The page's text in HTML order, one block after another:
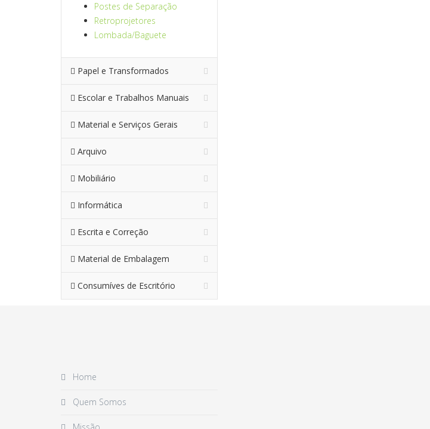
Postes de Separação
Retroprojetores
Lombada/Baguete
Papel e Transformados
Escolar e Trabalhos Manuais
Material e Serviços Gerais
Arquivo
Mobiliário
Informática
Escrita e Correção
Material de Embalagem
Consumíves de Escritório
Home
Quem Somos